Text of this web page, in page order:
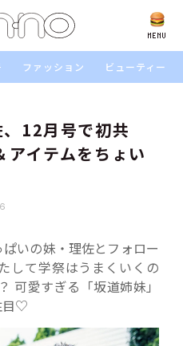
MENU
SEARCH
ファッション ビューティー
12月号で初共
アイテムをちょい
いの妹・理佐とフォロー
して学祭はうまくいくの
可愛すぎる「坂道姉妹」
目♡